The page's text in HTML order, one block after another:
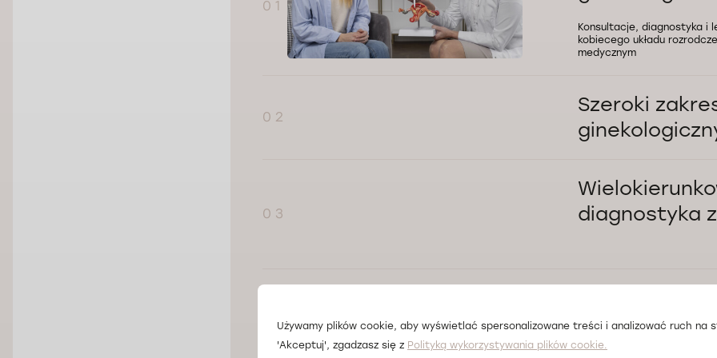
0 1
Konsultacje, diagnostyka i
kobiecego układu
medycznym
0 2
Szeroki
miesiączkowego, zmian
chorób szyjki macicy i
dobór metod
0 3
diagnostyka
ginekologicznego oraz
Opieka nad
różnym
Używamy plików cookie, aby wyświetlać spersonalizowane treści i analizować ruch na
'Akceptuj', zgadzasz się z Polityką wykorzystywania plików cookie.